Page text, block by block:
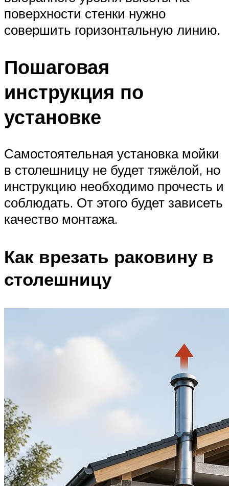
поверхности стенки нужно
совершить горизонтальную линию.
Пошаговая
инструкция по
установке
Самостоятельная установка мойки
в столешницу не будет тяжёлой, но
инструкцию необходимо прочесть и
соблюдать. От этого будет зависеть
качество монтажа.
Как врезать раковину в
столешницу